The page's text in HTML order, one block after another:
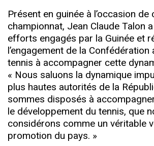
Présent en guinée à l’occasion de
championnat, Jean Claude Talon
efforts engagés par la Guinée et
l’engagement de la
tennis à accompagner cette
« Nous saluons la dynamique
plus hautes autorités de la
sommes disposés à
le développement du tennis, que
considérons comme un véritable
promotion du pays. »